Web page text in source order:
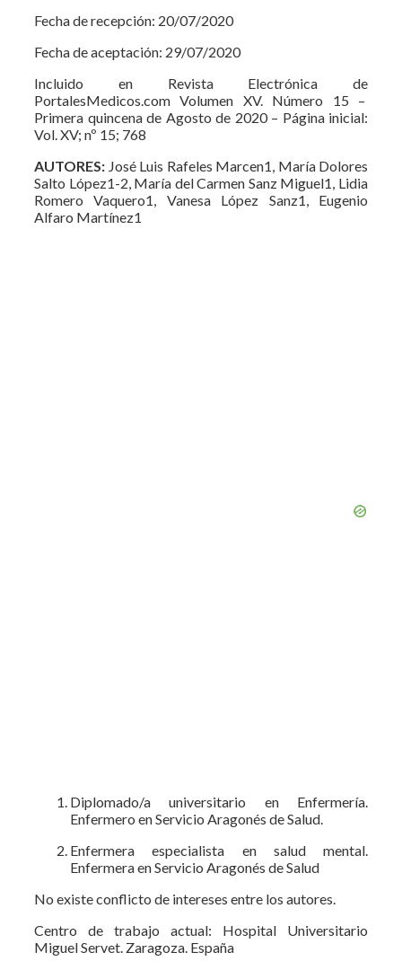
Fecha de recepción: 20/07/2020
Fecha de aceptación: 29/07/2020
Incluido en Revista Electrónica de
PortalesMedicos.com Volumen XV. Número 15 –
Primera quincena de Agosto de 2020 – Página inicial:
Vol. XV; nº 15; 768
AUTORES: José Luis Rafeles Marcen1, María Dolores
Salto López1-2, María del Carmen Sanz Miguel1, Lidia
Romero Vaquero1, Vanesa López Sanz1, Eugenio
Alfaro Martínez1
Diplomado/a universitario en Enfermería.
Enfermero en Servicio Aragonés de Salud.
Enfermera especialista en salud mental.
Enfermera en Servicio Aragonés de Salud
No existe conflicto de intereses entre los autores.
Centro de trabajo actual: Hospital Universitario
Miguel Servet. Zaragoza. España